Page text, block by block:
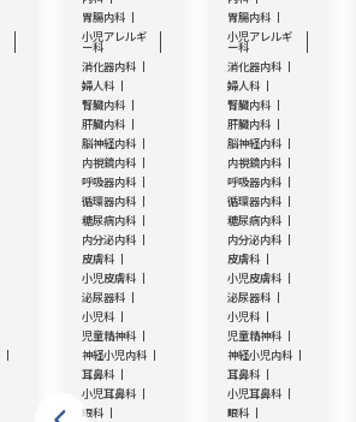
胃腸内科
小児アレルギ
ー科
消化器内科
婦人科
腎臓内科
肝臓内科
脳神経内科
内視鏡内科
呼吸器内科
循環器内科
糖尿病内科
内分泌内科
皮膚科
小児皮膚科
泌尿器科
小児科
児童精神科
神経小児内科
耳鼻科
小児耳鼻科
眼科
胃腸内科
小児アレルギ
ー科
消化器内科
婦人科
腎臓内科
肝臓内科
脳神経内科
内視鏡内科
呼吸器内科
循環器内科
糖尿病内科
内分泌内科
皮膚科
小児皮膚科
泌尿器科
小児科
児童精神科
神経小児内科
耳鼻科
小児耳鼻科
眼科